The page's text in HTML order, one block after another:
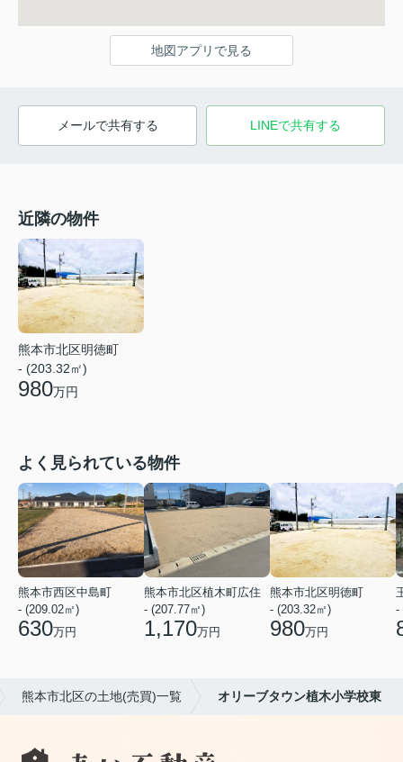
地図アプリで見る
メールで共有する LINEで共有する
近隣の物件
熊本市北区明徳町
- (203.32㎡)
980万円
よく見られている物件
熊本市西区中島町
- (209.02㎡)
630万円
熊本市北区植木町広住
- (207.77㎡)
1,170万円
熊本市北区明徳町
- (203.32㎡)
980万円
-
熊本市北区の土地(売買)一覧 オリーブタウン植木小学校東